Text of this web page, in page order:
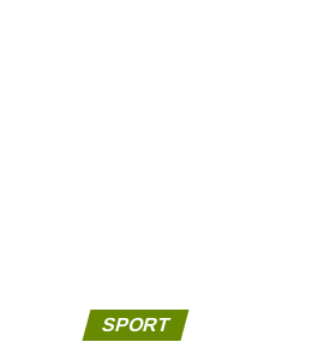
SPORT